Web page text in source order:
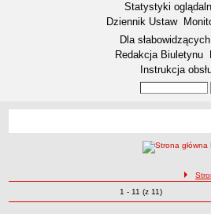
Statystyki
Dziennik Ustaw
Menu dodatkowe
Dla słabowidzących
Redakcja Biuletynu
Instrukcja
Zmiany o pozycjach
1 - 11 (z 11)